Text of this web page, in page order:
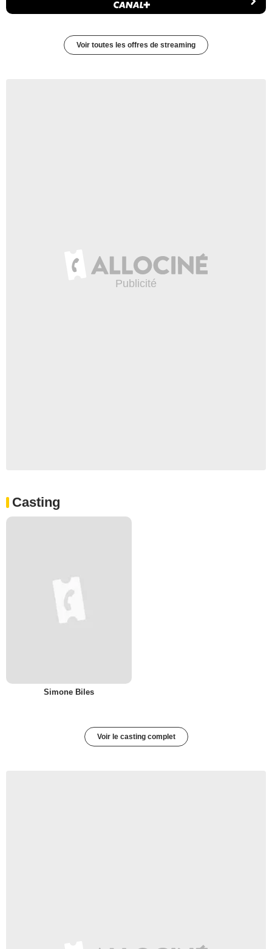
Voir toutes les offres de streaming
Casting
Simone Biles
Voir le casting complet